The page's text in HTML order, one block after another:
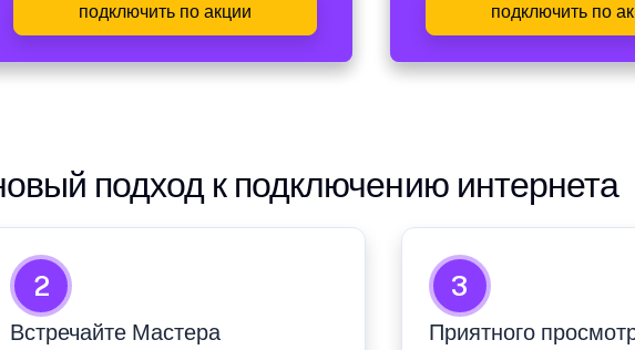
подключить по акции подключить по
подход к подключению интернета
2
Встречайте Мастера
3
Приятного